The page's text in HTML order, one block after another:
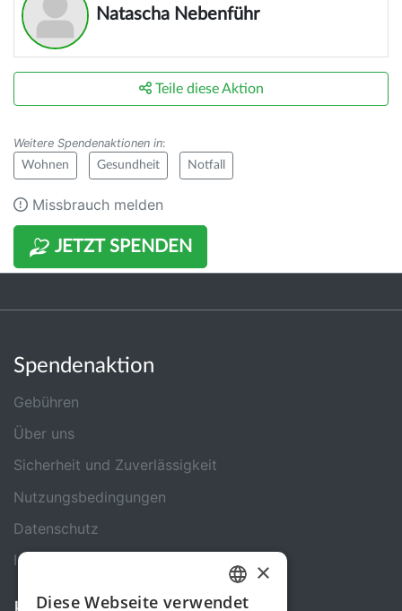
Natascha Nebenführ
JETZT SPENDEN
Teile diese Aktion
Weitere Spendenaktionen in:
Wohnen Gesundheit Notfall
Missbrauch melden
Spendenaktion
Gebühren
Über uns
Sicherheit und Zuverlässigkeit
Nutzungsbedingungen
Datenschutz
Impressum
GERMAN
×
Diese Webseite verwendet